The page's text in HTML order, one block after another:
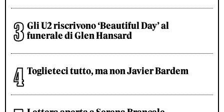
Gli U2 riscrivono ‘Beautiful Day’ al
funerale di Glen Hansard
Toglieteci tutto, ma non Javier Bardem